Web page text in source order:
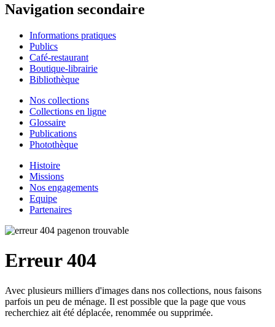
Navigation secondaire
Informations pratiques
Publics
Café-restaurant
Boutique-librairie
Bibliothèque
Nos collections
Collections en ligne
Glossaire
Publications
Photothèque
Histoire
Missions
Nos engagements
Equipe
Partenaires
Erreur 404
Avec plusieurs milliers d'images dans nos collections, nous faisons
parfois un peu de ménage. Il est possible que la page que vous
recherchiez ait été déplacée, renommée ou supprimée.